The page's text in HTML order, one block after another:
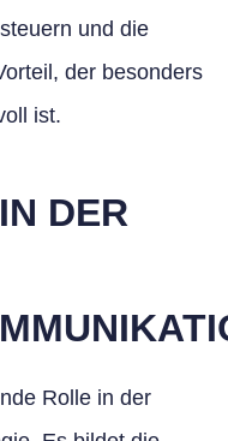
und die
der besonders
ist.
DER
Rolle in der